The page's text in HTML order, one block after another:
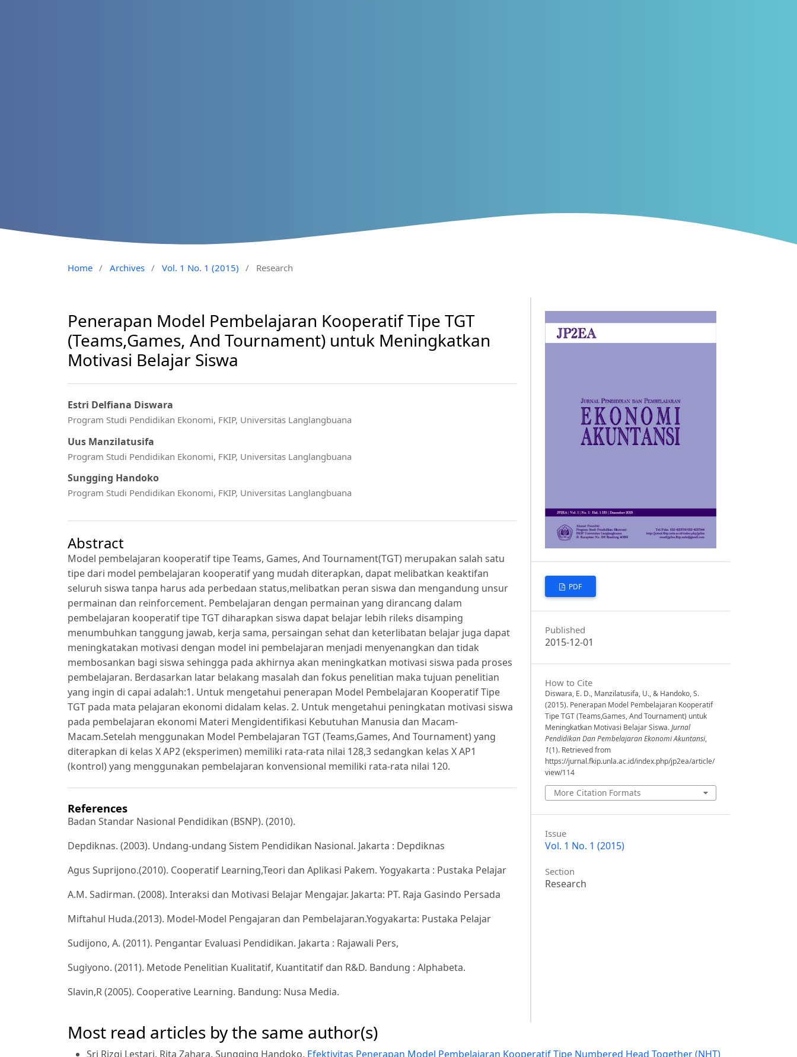
Home / Archives / Vol. 1 No. 1 (2015) / Research
Penerapan Model Pembelajaran Kooperatif Tipe TGT
(Teams,Games, And Tournament) untuk Meningkatkan
Motivasi Belajar Siswa
Estri Delfiana Diswara
Program Studi Pendidikan Ekonomi, FKIP, Universitas Langlangbuana
Uus Manzilatusifa
Program Studi Pendidikan Ekonomi, FKIP, Universitas Langlangbuana
Sungging Handoko
Program Studi Pendidikan Ekonomi, FKIP, Universitas Langlangbuana
Abstract
Model pembelajaran kooperatif tipe Teams, Games, And Tournament(TGT) merupakan salah satu
tipe dari model pembelajaran kooperatif yang mudah diterapkan, dapat melibatkan keaktifan
seluruh siswa tanpa harus ada perbedaan status,melibatkan peran siswa dan mengandung unsur
permainan dan reinforcement. Pembelajaran dengan permainan yang dirancang dalam
pembelajaran kooperatif tipe TGT diharapkan siswa dapat belajar lebih rileks disamping
menumbuhkan tanggung jawab, kerja sama, persaingan sehat dan keterlibatan belajar juga dapat
meningkatakan motivasi dengan model ini pembelajaran menjadi menyenangkan dan tidak
membosankan bagi siswa sehingga pada akhirnya akan meningkatkan motivasi siswa pada proses
pembelajaran. Berdasarkan latar belakang masalah dan fokus penelitian maka tujuan penelitian
yang ingin di capai adalah:1. Untuk mengetahui penerapan Model Pembelajaran Kooperatif Tipe
TGT pada mata pelajaran ekonomi didalam kelas. 2. Untuk mengetahui peningkatan motivasi siswa
pada pembelajaran ekonomi Materi Mengidentifikasi Kebutuhan Manusia dan Macam-
Macam.Setelah menggunakan Model Pembelajaran TGT (Teams,Games, And Tournament) yang
diterapkan di kelas X AP2 (eksperimen) memiliki rata-rata nilai 128,3 sedangkan kelas X AP1
(kontrol) yang menggunakan pembelajaran konvensional memiliki rata-rata nilai 120.
References
Badan Standar Nasional Pendidikan (BSNP). (2010).
Depdiknas. (2003). Undang-undang Sistem Pendidikan Nasional. Jakarta : Depdiknas
Agus Suprijono.(2010). Cooperatif Learning,Teori dan Aplikasi Pakem. Yogyakarta : Pustaka Pelajar
A.M. Sadirman. (2008). Interaksi dan Motivasi Belajar Mengajar. Jakarta: PT. Raja Gasindo Persada
Miftahul Huda.(2013). Model-Model Pengajaran dan Pembelajaran.Yogyakarta: Pustaka Pelajar
Sudijono, A. (2011). Pengantar Evaluasi Pendidikan. Jakarta : Rajawali Pers,
Sugiyono. (2011). Metode Penelitian Kualitatif, Kuantitatif dan R&D. Bandung : Alphabeta.
Slavin,R (2005). Cooperative Learning. Bandung: Nusa Media.
PDF
Published
2015-12-01
How to Cite
Diswara, E. D., Manzilatusifa, U., & Handoko, S.
(2015). Penerapan Model Pembelajaran Kooperatif
Tipe TGT (Teams,Games, And Tournament) untuk
Meningkatkan Motivasi Belajar Siswa.Jurnal
Pendidikan Dan Pembelajaran Ekonomi Akuntansi,
1(1). Retrieved from
https://jurnal.fkip.unla.ac.id/index.php/jp2ea/article/
view/114
More Citation Formats
Issue
Vol. 1 No. 1 (2015)
Section
Research
Most read articles by the same author(s)
Sri Rizqi Lestari, Rita Zahara, Sungging Handoko, Efektivitas Penerapan Model Pembelajaran Kooperatif Tipe Numbered Head Together (NHT)